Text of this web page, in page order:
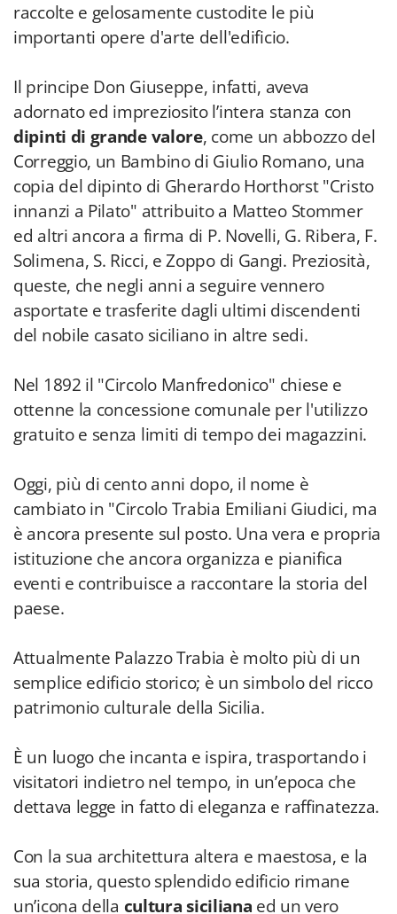
raccolte e gelosamente custodite le più
importanti opere d'arte dell'edificio.
Il principe Don Giuseppe, infatti, aveva
adornato ed impreziosito l’intera stanza con
dipinti di grande valore, come un abbozzo del
Correggio, un Bambino di Giulio Romano, una
copia del dipinto di Gherardo Horthorst "Cristo
innanzi a Pilato" attribuito a Matteo Stommer
ed altri ancora a firma di P. Novelli, G. Ribera, F.
Solimena, S. Ricci, e Zoppo di Gangi. Preziosità,
queste, che negli anni a seguire vennero
asportate e trasferite dagli ultimi discendenti
del nobile casato siciliano in altre sedi.
Nel 1892 il "Circolo Manfredonico" chiese e
ottenne la concessione comunale per l'utilizzo
gratuito e senza limiti di tempo dei magazzini.
Oggi, più di cento anni dopo, il nome è
cambiato in "Circolo Trabia Emiliani Giudici, ma
è ancora presente sul posto. Una vera e propria
istituzione che ancora organizza e pianifica
eventi e contribuisce a raccontare la storia del
paese.
Attualmente Palazzo Trabia è molto più di un
semplice edificio storico; è un simbolo del ricco
patrimonio culturale della Sicilia.
È un luogo che incanta e ispira, trasportando i
visitatori indietro nel tempo, in un’epoca che
dettava legge in fatto di eleganza e raffinatezza.
Con la sua architettura altera e maestosa, e la
sua storia, questo splendido edificio rimane
un’icona della cultura siciliana ed un vero